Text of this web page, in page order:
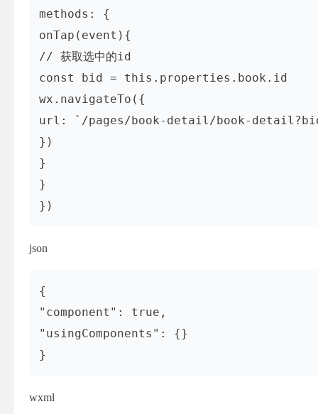
methods: {
onTap(event){
// 获取选中的id
const bid = this.properties.book.id
wx.navigateTo({
url: `/pages/book-detail/book-
})
}
}
})
json
{
"component": true,
"usingComponents": {}
}
wxml